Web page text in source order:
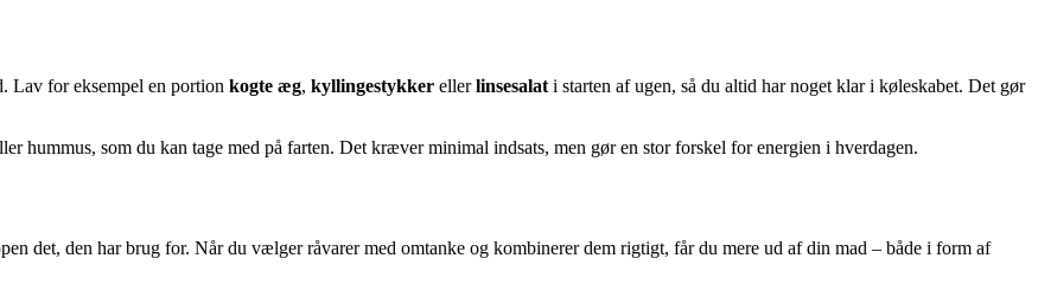
Lav for eksempel en portion kogte æg, kyllingestykker ellerlinsesalat i starten af ugen, så du altid har noget klar i køleskabet. Det gør
hummus, som du kan tage med på farten. Det kræver minimal indsats, men gør en stor forskel for energien i hverdagen.
det, den har brug for. Når du vælger råvarer med omtanke og kombinerer dem rigtigt, får du mere ud af din mad – både i form af